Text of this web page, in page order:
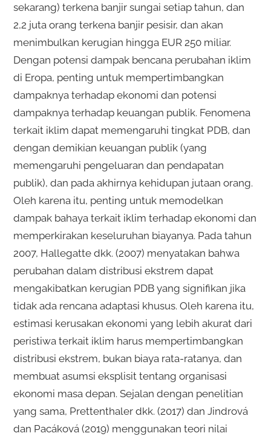
sekarang) terkena banjir sungai setiap tahun, dan
2,2 juta orang terkena banjir pesisir, dan akan
menimbulkan kerugian hingga EUR 250 miliar.
Dengan potensi dampak bencana perubahan iklim
di Eropa, penting untuk mempertimbangkan
dampaknya terhadap ekonomi dan potensi
dampaknya terhadap keuangan publik. Fenomena
terkait iklim dapat memengaruhi tingkat PDB, dan
dengan demikian keuangan publik (yang
memengaruhi pengeluaran dan pendapatan
publik), dan pada akhirnya kehidupan jutaan orang.
Oleh karena itu, penting untuk memodelkan
dampak bahaya terkait iklim terhadap ekonomi dan
memperkirakan keseluruhan biayanya. Pada tahun
2007, Hallegatte dkk. (2007) menyatakan bahwa
perubahan dalam distribusi ekstrem dapat
mengakibatkan kerugian PDB yang signifikan jika
tidak ada rencana adaptasi khusus. Oleh karena itu,
estimasi kerusakan ekonomi yang lebih akurat dari
peristiwa terkait iklim harus mempertimbangkan
distribusi ekstrem, bukan biaya rata-ratanya, dan
membuat asumsi eksplisit tentang organisasi
ekonomi masa depan. Sejalan dengan penelitian
yang sama, Prettenthaler dkk. (2017) dan Jindrová
dan Pacáková (2019) menggunakan teori nilai